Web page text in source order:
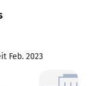
Feb. 2023